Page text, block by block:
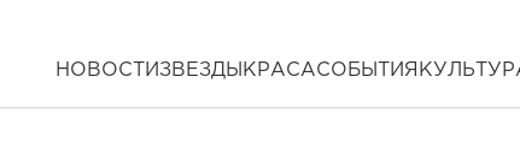
НОВОСТИ ЗВЕЗДЫ КРАСАСОБЫТИЯ